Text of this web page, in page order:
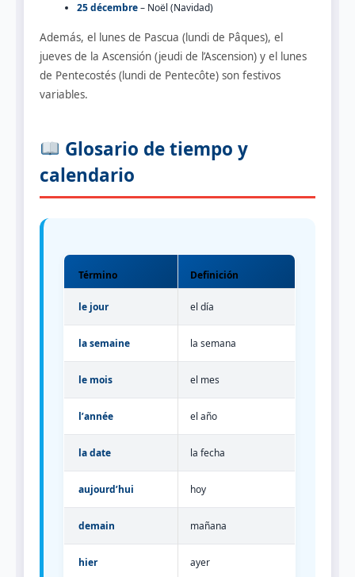
25 décembre– Noël (Navidad)
Además, el lunes de Pascua (lundi de Pâques), el
jueves de la Ascensión (jeudi de l’Ascension) y el lunes
de Pentecostés (lundi de Pentecôte) son festivos
variables.
Glosario de tiempo y
calendario
Término Definición
le jour el día
la semaine la semana
le mois el mes
l’année el año
la date la fecha
aujourd’hui hoy
demain mañana
hier ayer